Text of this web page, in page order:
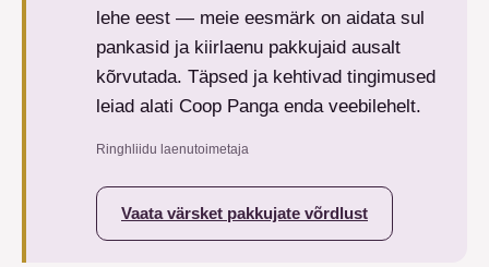
lehe eest — meie eesmärk on aidata sul
pankasid ja kiirlaenu pakkujaid ausalt
kõrvutada. Täpsed ja kehtivad tingimused
leiad alati Coop Panga enda veebilehelt.
Ringhliidu laenutoimetaja
Vaata värsket pakkujate võrdlust